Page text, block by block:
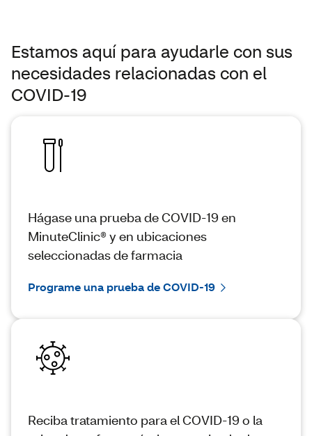
Estamos aquí para ayudarle con sus
necesidades relacionadas con el
COVID-19
Hágase una prueba de COVID-19 en
MinuteClinic® y en ubicaciones
seleccionadas de farmacia
Programe una prueba de COVID-19
Reciba tratamiento para el COVID-19 o la